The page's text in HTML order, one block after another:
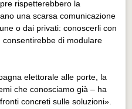
rispetterebbero la
una scarsa comunicazione
o dai privati: conoscerli con
di modulare
elettorale alle porte, la
che conosciamo già – ha
concreti sulle soluzioni».